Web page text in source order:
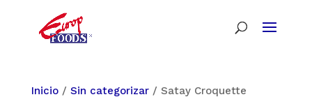
Inicio/ Sin categorizar/ Satay Croquette